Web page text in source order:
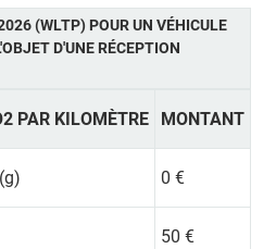
(WLTP) POUR UN VÉHICULE
D'UNE RÉCEPTION
PAR KILOMÈTRE MONTANT
0 €
50 €